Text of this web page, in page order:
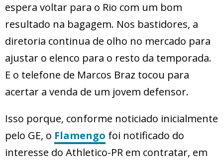
espera voltar para o Rio com um bom
resultado na bagagem. Nos bastidores, a
diretoria continua de olho no mercado para
ajustar o elenco para o resto da temporada.
E o telefone de Marcos Braz tocou para
acertar a venda de um jovem defensor.
Isso porque, conforme noticiado inicialmente
pelo GE, o Flamengo foi notificado do
interesse do Athletico-PR em contratar, em